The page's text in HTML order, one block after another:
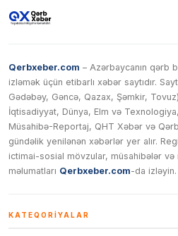
Qerbxeber.com – Azərbaycanın qərb
izləmək üçün etibarlı xəbər saytıdır.
Gədəbəy, Gəncə, Qazax, Şəmkir,
İqtisadiyyat, Dünya, Elm və
Müsahibə-Reportaj, QHT Xəbər və
gündəlik yenilənən xəbərlər yer alır.
ictimai-sosial mövzular, müsahibələr
məlumatları Qerbxeber.com-da izləyin.
KATEQORIYALAR